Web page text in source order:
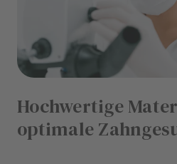
Hochwertige
optimale